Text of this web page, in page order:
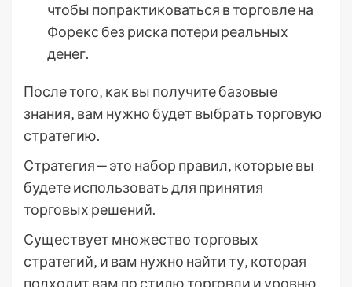
чтобы попрактиковаться в торговле на
Форекс без риска потери реальных
денег.
После того‚ как вы получите базовые
знания‚ вам нужно будет выбрать торговую
стратегию.
Стратегия ‒ это набор правил‚ которые вы
будете использовать для принятия
торговых решений.
Существует множество торговых
стратегий‚ и вам нужно найти ту‚ которая
подходит вам по стилю торговли и уровню